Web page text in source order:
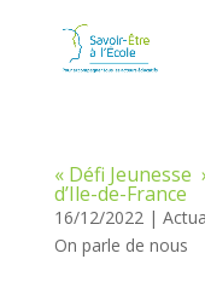
« Défi Jeunesse
d’Ile-de-France
16/12/2022|
On parle de nous